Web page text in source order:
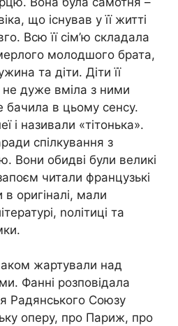
що існував у її житті
Всю її сім’ю складала
молодшого брата,
та діти. Діти її
дуже вміла з ними
бачила в цьому сенсу.
і називали «тітонька».
спілкування з
Вони обидві були великі
читали французькі
оригіналі, мали
nолітиці та
жартували над
Фанні розповідала
Радянського Союзу
оперу, про Париж, про